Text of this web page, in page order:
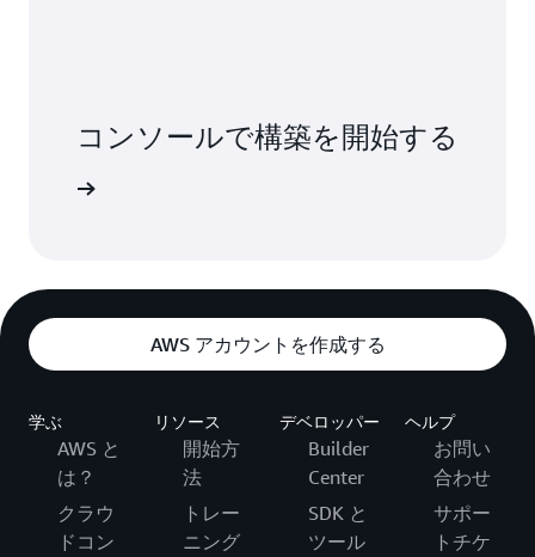
コンソールで構築を開始する
AWS アカウントを作成する
学ぶ
AWS と
は？
クラウ
ドコン
リソース
開始方
法
トレー
ニング
デベロッパー
Builder
Center
SDK と
ツール
ヘルプ
お問い
合わせ
サポー
トチケ